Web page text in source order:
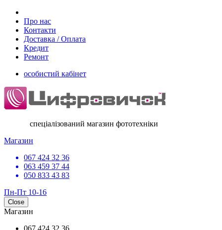
Про нас
Контакти
Доставка / Оплата
Кредит
Ремонт
особистий кабінет
спеціалізований магазин фототехніки
Магазин
067 424 32 36
063 459 37 44
050 833 43 83
Пн-Пт 10-16
Close
Магазин
067 424 32 36